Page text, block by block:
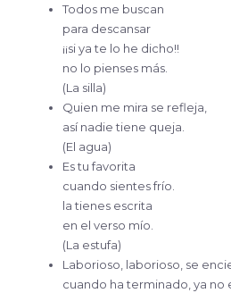
Todos me buscan
para descansar
¡¡si ya te lo he dicho!!
no lo pienses más.
(La silla)
Quien me mira se refleja,
así nadie tiene queja.
(El agua)
Es tu favorita
cuando sientes frío.
la tienes escrita
en el verso mío.
(La estufa)
Laborioso, laborioso, se
cuando ha terminado, ya no